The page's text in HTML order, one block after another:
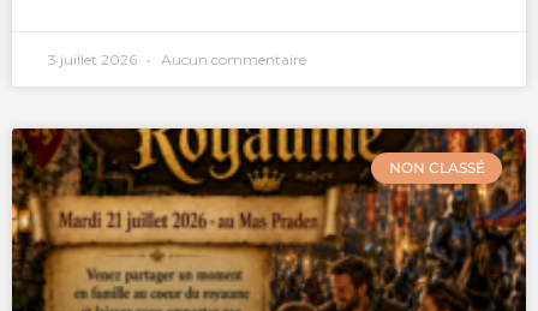
3 juillet 2026 Aucun commentaire
NON CLASSÉ